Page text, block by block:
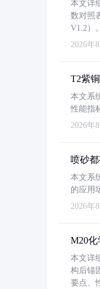
本文详
数对照
V1.2）。
2026年
T2紫
本文系
性能指
2026年
喷砂
本文系
的应用
2026年
M20
本文详
构后锚
要点、